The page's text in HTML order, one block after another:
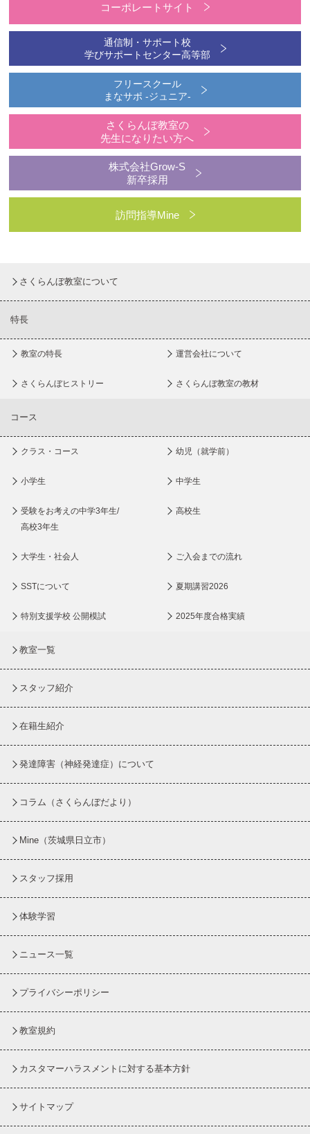
コーポレートサイト
通信制・サポート校
学びサポートセンター高等部
フリースクール
まなサポ -ジュニア-
さくらんぼ教室の
先生になりたい方へ
株式会社Grow-S
新卒採用
訪問指導Mine
さくらんぼ教室について
特長
教室の特長 運営会社について
さくらんぼヒストリー さくらんぼ教室の教材
コース
クラス・コース 幼児（就学前）
小学生 中学生
受験をお考えの中学3年生/
高校3年生
高校生
大学生・社会人 ご入会までの流れ
SSTについて 夏期講習2026
特別支援学校 公開模試 2025年度合格実績
教室一覧
スタッフ紹介
在籍生紹介
発達障害（神経発達症）について
コラム （さくらんぼだより）
Mine（茨城県日立市）
スタッフ採用
体験学習
ニュース一覧
プライバシーポリシー
教室規約
カスタマーハラスメントに対する基本方針
サイトマップ